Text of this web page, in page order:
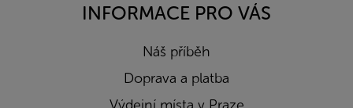
INFORMACE PRO VÁS
Náš příběh
Doprava a platba
Výdejní místa v Praze